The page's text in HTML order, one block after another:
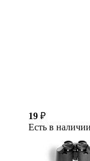
19 ₽
Есть в наличии